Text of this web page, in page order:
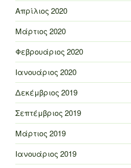
Απρίλιος 2020
Μάρτιος 2020
Φεβρουάριος 2020
Ιανουάριος 2020
Δεκέμβριος 2019
Σεπτέμβριος 2019
Μάρτιος 2019
Ιανουάριος 2019